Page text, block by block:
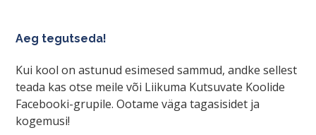
Aeg tegutseda!
Kui kool on astunud esimesed sammud, andke sellest
teada kas otse meile või Liikuma Kutsuvate Koolide
Facebooki-grupile. Ootame väga tagasisidet ja
kogemusi!